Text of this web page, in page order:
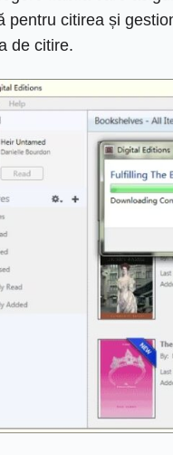
citirea și
de citire.